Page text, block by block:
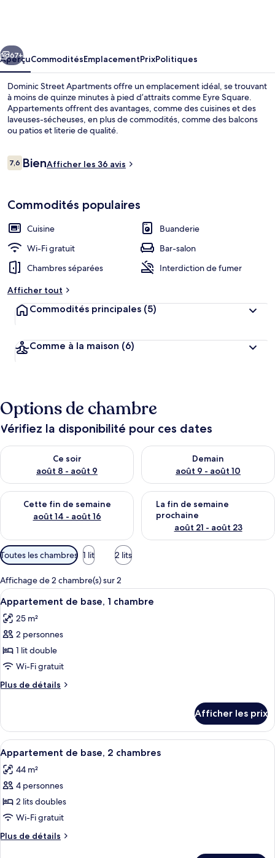
Suivant
67+
AperçuCommoditésEmplacementPrixPolitiques
Dominic Street Apartments offre un emplacement idéal, se trouvant
à moins de quinze minutes à pied d’attraits comme Eyre Square.
Appartements offrent des avantages, comme des cuisines et des
laveuses-sécheuses, en plus de commodités, comme des balcons
ou patios et literie de qualité.
Avis
7,67,6 sur 10 –
BienAfficher les 36 avis
Commodités populaires
Cuisine
Buanderie
Wi-Fi gratuit
Bar-salon
Chambres séparées
Interdiction de fumer
Afficher tout
Commodités principales (5)
Comme à la maison (6)
Options de chambre
Vérifiez la disponibilité pour ces dates
Ce soir
août 8 - août 9
Vérifier la disponibilité pour ce soir août 8 - août 9
Demain
août 9 - août 10
Vérifier la disponibilité pour
Cette fin de semaine
août 14 - août 16
Vérifier la disponibilité pour cette fin de semaine août 14 -
La fin de semaine
prochaine
août 21 - août 23
Vérifier la disponibilité pour
Filtres
disponibles
pour
les
chambres
Toutes les chambres 1 lit 2 lits
Affichage de 2 chambre(s) sur 2
Afficher
toutes
les
photos
pour
ce
type
de
Appartement
de
base,
1
chambre
Un lit bien fait, avec une couverture
11
Appartement de base, 1 chambre
25 m²
2 personnes
1 lit double
Wi-Fi gratuit
Plus de détails
Plus
Appartement
de
base,
chambre
Afficher les prix
Afficher
toutes
les
photos
pour
ce
type
de
Un lit bien fait, avec du linge de lit
10
Appartement de base, 2 chambres
44 m²
4 personnes
2 lits doubles
Wi-Fi gratuit
Plus de détails
Plus